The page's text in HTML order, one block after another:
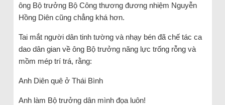
ông Bộ trưởng Bộ Công thương đương nhiệm Nguyễn
Hồng Diên cũng chẳng khá hơn.
Tai mắt người dân tinh tường và nhạy bén đã chế tác ca
dao dân gian về ông Bộ trưởng năng lực trống rỗng và
mồm mép trí trá, rằng:
Anh Diên quê ở Thái Bình
Anh làm Bộ trưởng dân mình đọa luôn!